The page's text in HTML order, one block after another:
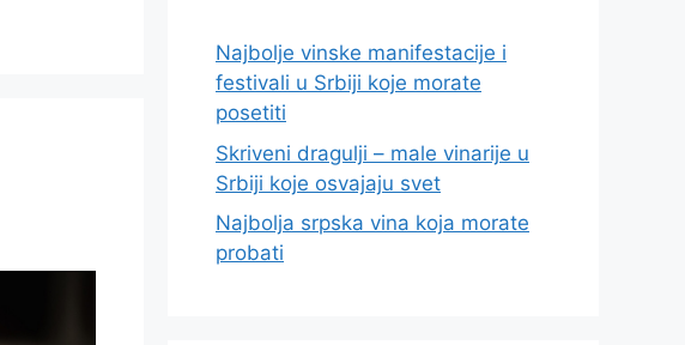
Najbolje vinske manifestacije i
festivali u Srbiji koje morate
posetiti
Skriveni dragulji – male vinarije u
Srbiji koje osvajaju svet
Najbolja srpska vina koja morate
probati